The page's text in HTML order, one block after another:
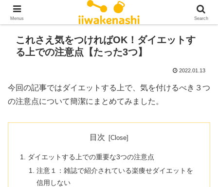
これさえ気をつければOK！ダイエットす
る上での注意点【たった3つ】
2022.01.13
今回の記事ではダイエットする上で、気を付けるべき３つ
の注意点について簡潔にまとめてみました。
目次
ダイエットする上での重要な3つの注意点
注意１：雑誌で紹介されている楽痩せダイエットを
信用しない
Menus Search